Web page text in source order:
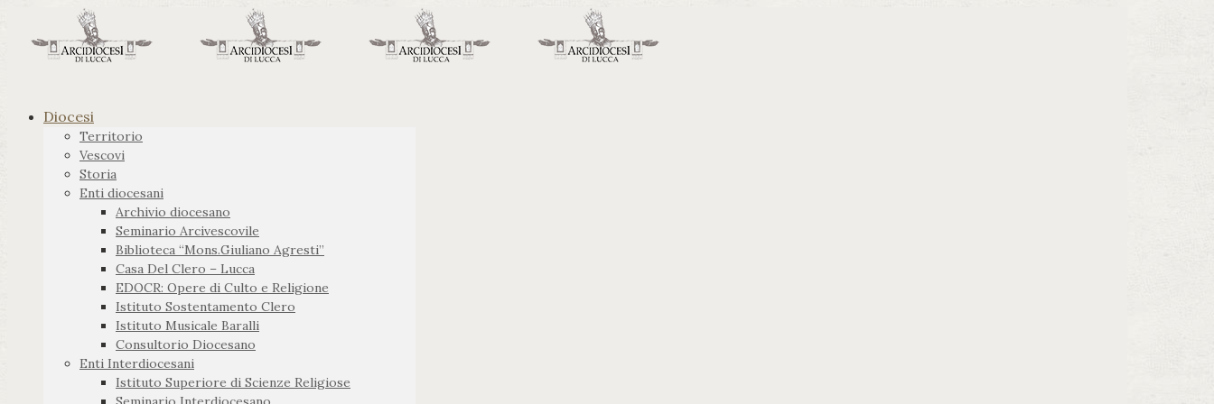
Diocesi
Territorio
Vescovi
Storia
Enti diocesani
Archivio diocesano
Seminario Arcivescovile
Biblioteca “Mons.Giuliano Agresti”
Casa Del Clero – Lucca
EDOCR: Opere di Culto e Religione
Istituto Sostentamento Clero
Istituto Musicale Baralli
Consultorio Diocesano
Enti Interdiocesani
Istituto Superiore di Scienze Religiose